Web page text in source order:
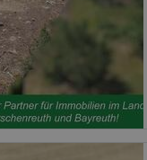
1 / 1